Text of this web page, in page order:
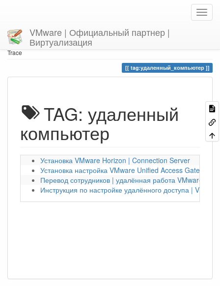
VMware | Официальный партнер |
Виртуализация
You are here Home
tag
удаленный_компьютер
Trace
tag:удаленный_компьютер
TAG: удаленный
компьютер
Установка VMware Horizon | Connection Server
Установка настройка VMware Unified Access Gateway|
Перевод сотрудников | удалённая работа VMware
Инструкция по настройке удалённого доступа | VMware